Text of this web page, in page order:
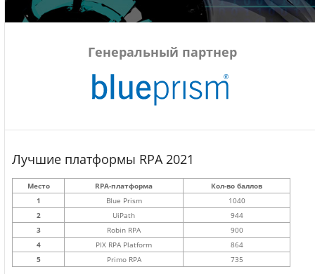
Генеральный партнер
Лучшие платформы RPA 2021
Место RPA-платформа
Кол-во баллов
1
Blue Prism
1040
2
UiPath
944
3
Robin RPA
900
4
PIX RPA Platform
864
5
Primo RPA 735